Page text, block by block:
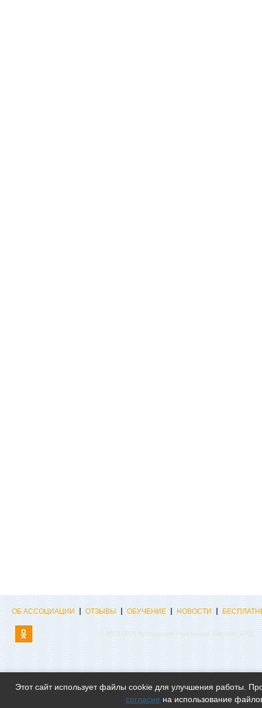
ОБ АССОЦИАЦИИ ОТЗЫВЫ ОБУЧЕНИЕ НОВОСТИ
© 2013- 2026 Ассоциация Участников Закупок (АУЗ)
Этот сайт использует файлы cookie для улучшения работы.
согласие на использование